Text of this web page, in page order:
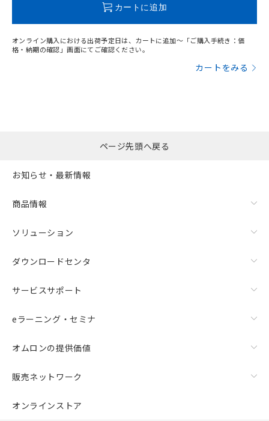
カートに追加
オンライン購入における出荷予定日は、カートに追加～「ご購入手続き：価
格・納期の確認」画面にてご確認ください。
カートをみる
ページ先頭へ戻る
お知らせ・最新情報
商品情報
ソリューション
ダウンロードセンタ
サービスサポート
eラーニング・セミナ
オムロンの提供価値
販売ネットワーク
オンラインストア